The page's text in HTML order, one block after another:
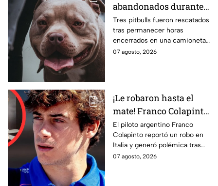
abandonados durante
horas dentro de una
camioneta bajo el calor
en Tijuana; así
lograron rescatarlos
Tres pitbulls fueron rescatados
tras permanecer horas
encerrados en una camioneta
bajo altas temperaturas en la
07 agosto, 2026
¡Le robaron hasta el
mate! Franco Colapinto
crea polémica al
comparar seguridad de
Italia y Argentina
El piloto argentino Franco
Colapinto reportó un robo en
Italia y generó polémica tras
comparar la seguridad europea
07 agosto, 2026